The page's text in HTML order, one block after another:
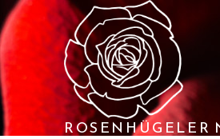
Zum
Inhalt
springen
ROSENHÜGELER